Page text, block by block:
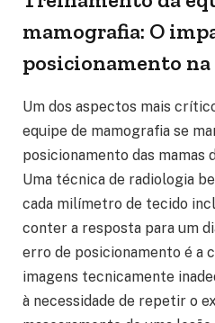
mamografia: O
posicionamento na
Um dos aspectos mais
equipe de mamografia se
posicionamento das mamas
Uma técnica de radiologia
cada milímetro de tecido
conter a resposta para um
erro de posicionamento é a
imagens tecnicamente
à necessidade de repetir o